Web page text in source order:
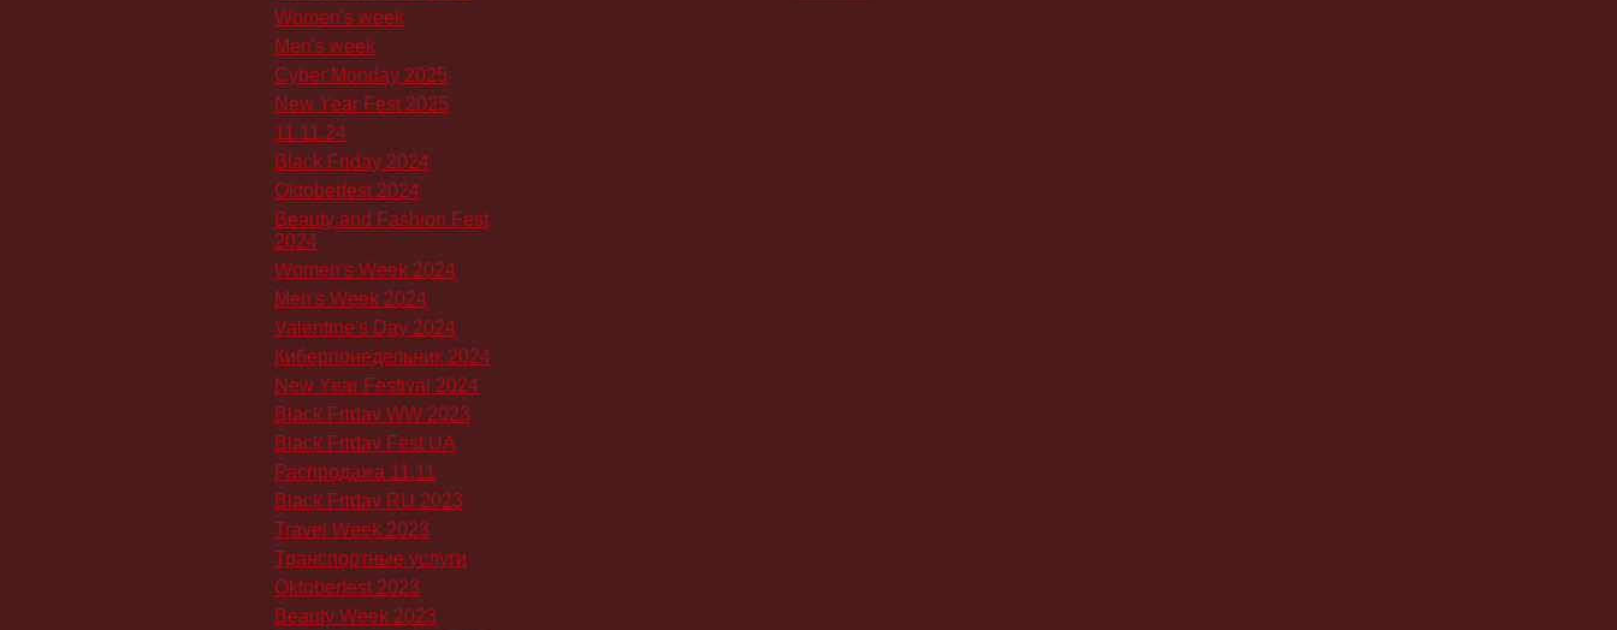
Women's week
Men's week
Cyber Monday 2025
New Year Fest 2025
11.11.24
Black Friday 2024
Oktoberfest 2024
Beauty and Fashion Fest
2024
Women's Week 2024
Men's Week 2024
Valentine's Day 2024
Киберпонедельник 2024
New Year Festival 2024
Black Friday WW 2023
Black Friday Fest UA
Распродажа 11.11
Black Friday RU 2023
Travel Week 2023
Транспортные услуги
Oktoberfest 2023
Beauty Week 2023